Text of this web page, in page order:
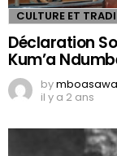
CULTURE ET
Déclaration
Kum’a
bymboasawa
il y a 2 ans